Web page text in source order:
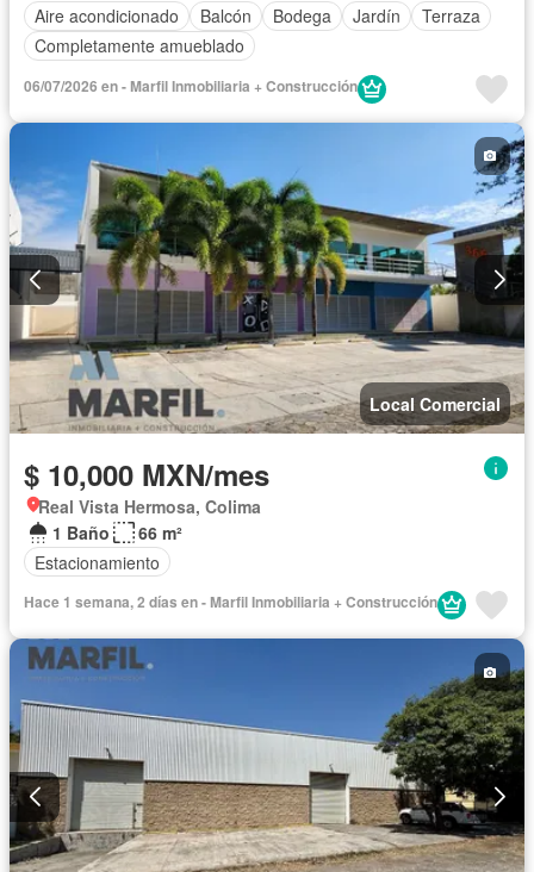
Aire acondicionado
Balcón Bodega Jardín
Terraza
Completamente amueblado
06/07/2026 en - Marfil Inmobiliaria + Construcción
Local Comercial
$ 10,000 MXN/mes
Real Vista Hermosa, Colima
1 Baño
66 m²
Estacionamiento
Hace 1 semana, 2 días en - Marfil Inmobiliaria + Construcción